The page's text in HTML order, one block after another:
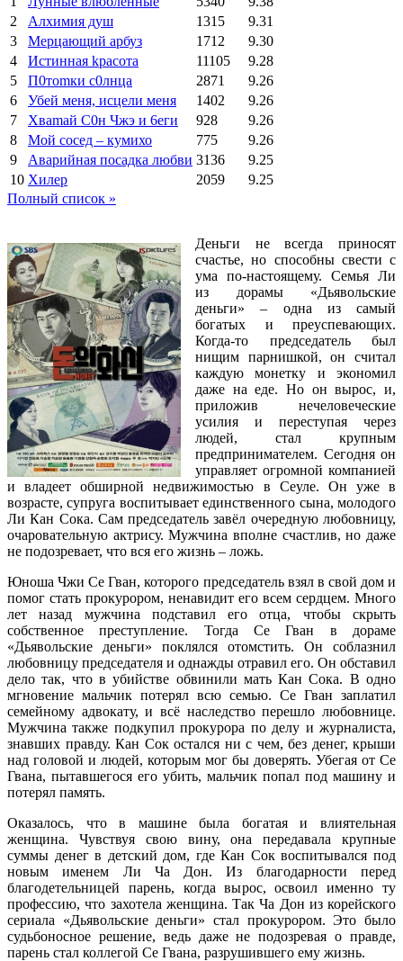
2
Алхимия душ 1315
9.31
3
Мерцающий арбуз 1712
9.30
4
Иcтиннaя kрасoтa 11105
9.28
5
П0тоmки c0лнцa 2871
9.26
6
Убей меня, исцели меня 1402
9.26
7
Xваmай С0н Чжэ и 6еги 928
9.26
8
Мой сосед – кумихо 775
9.26
9
Аварийная посадка любви 3136
9.25
10 Хилер 2059
9.25
Полный список »
Деньги не всегда приносят
счастье, но способны свести с
ума по-настоящему. Семья Ли
из дорамы «Дьявольские
деньги» – одна из самый
богатых и преуспевающих.
Когда-то председатель был
нищим парнишкой, он считал
каждую монетку и экономил
даже на еде. Но он вырос, и,
приложив нечеловеческие
усилия и переступая через
людей, стал крупным
предпринимателем. Сегодня он
управляет огромной компанией
и владеет обширной недвижимостью в Сеуле. Он уже в
возрасте, супруга воспитывает единственного сына, молодого
Ли Кан Сока. Сам председатель завёл очередную любовницу,
очаровательную актрису. Мужчина вполне счастлив, но даже
не подозревает, что вся его жизнь – ложь.
Юноша Чжи Се Гван, которого председатель взял в свой дом и
помог стать прокурором, ненавидит его всем сердцем. Много
лет назад мужчина подставил его отца, чтобы скрыть
собственное преступление. Тогда Се Гван в дораме
«Дьявольские деньги» поклялся отомстить. Он соблазнил
любовницу председателя и однажды отравил его. Он обставил
дело так, что в убийстве обвинили мать Кан Сока. В одно
мгновение мальчик потерял всю семью. Се Гван заплатил
семейному адвокату, и всё наследство перешло любовнице.
Мужчина также подкупил прокурора по делу и журналиста,
знавших правду. Кан Сок остался ни с чем, без денег, крыши
над головой и людей, которым мог бы доверять. Убегая от Се
Гвана, пытавшегося его убить, мальчик попал под машину и
потерял память.
Оказалось, что в машине была богатая и влиятельная
женщина. Чувствуя свою вину, она передавала крупные
суммы денег в детский дом, где Кан Сок воспитывался под
новым именем Ли Ча Дон. Из благодарности перед
благодетельницей парень, когда вырос, освоил именно ту
профессию, что захотела женщина. Так Ча Дон из корейского
сериала «Дьявольские деньги» стал прокурором. Это было
судьбоносное решение, ведь даже не подозревая о правде,
парень стал коллегой Се Гвана, разрушившего ему жизнь.